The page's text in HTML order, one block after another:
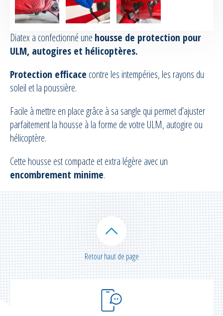
Diatex a confectionné une housse de protection pour
ULM, autogires et hélicoptères.
Protection efficace contre les intempéries, les rayons du
soleil et la poussière.
Facile à mettre en place grâce à sa sangle qui permet d’ajuster
parfaitement la housse à la forme de votre ULM, autogire ou
hélicoptère.
Cette housse est compacte et extra légère avec un
encombrement minime.
Retour haut de page